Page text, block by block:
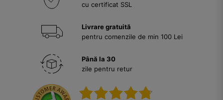
cu certificat SSL
Livrare gratuită
pentru comenzile de min 100 Lei
Până la 30
zile pentru retur